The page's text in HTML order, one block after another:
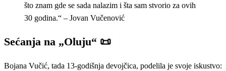
što znam gde se sada nalazim i šta sam stvorio za ovih
30 godina.“ – Jovan Vučenović
Sećanja na „Oluju“ 📜
Bojana Vučić, tada 13-godišnja devojčica, podelila je svoje iskustvo: